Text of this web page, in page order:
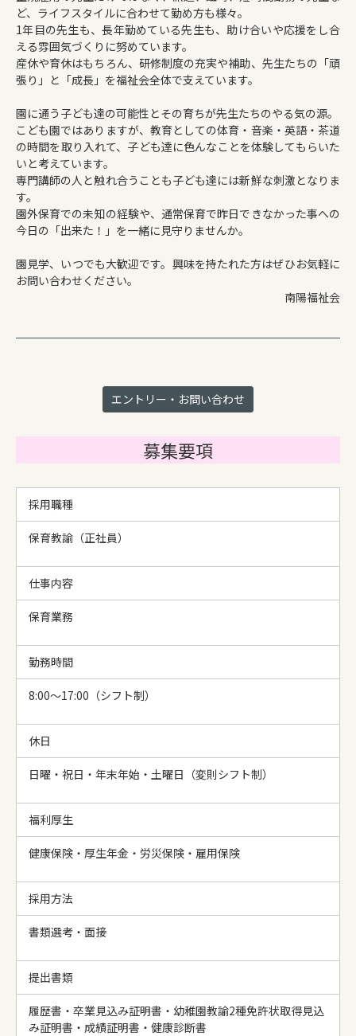
ど、ライフスタイルに合わせて勤め方も様々。
1年目の先生も、長年勤めている先生も、助け合いや応援をし合
える雰囲気づくりに努めています。
産休や育休はもちろん、研修制度の充実や補助、先生たちの「頑
張り」と「成長」を福祉会全体で支えています。
園に通う子ども達の可能性とその育ちが先生たちのやる気の源。
こども園ではありますが、教育としての体育・音楽・英語・茶道
の時間を取り入れて、子ども達に色んなことを体験してもらいた
いと考えています。
専門講師の人と触れ合うことも子ども達には新鮮な刺激となりま
す。
園外保育での未知の経験や、通常保育で昨日できなかった事への
今日の「出来た！」を一緒に見守りませんか。
園見学、いつでも大歓迎です。興味を持たれた方はぜひお気軽に
お問い合わせください。
南陽福祉会
エントリー・お問い合わせ
募集要項
採用職種
保育教諭（正社員）
仕事内容
保育業務
勤務時間
8:00～17:00（シフト制）
休日
日曜・祝日・年末年始・土曜日（変則シフト制）
福利厚生
健康保険・厚生年金・労災保険・雇用保険
採用方法
書類選考・面接
提出書類
履歴書・卒業見込み証明書・幼稚園教諭2種免許状取得見込
み証明書・成績証明書・健康診断書